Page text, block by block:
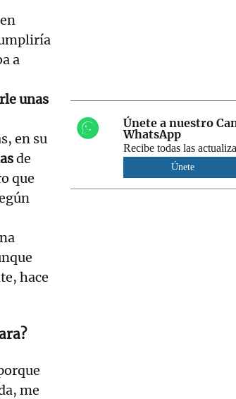
a
unas
en su
de
que
hace
me
Únete a nuestro
WhatsApp
Recibe todas las
Únete